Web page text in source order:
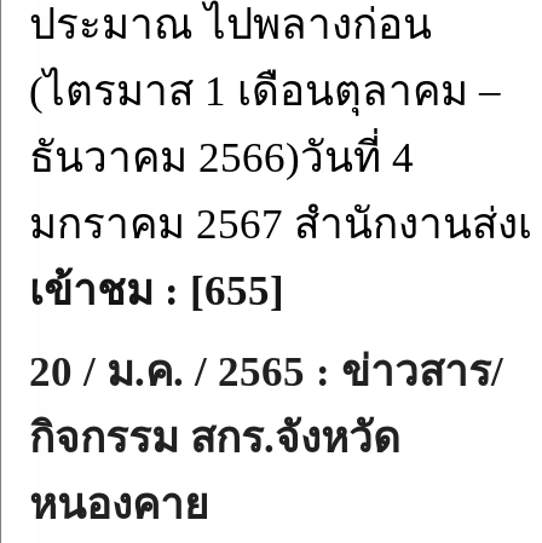
ประมาณ ไปพลางก่อน
(ไตรมาส 1 เดือนตุลาคม –
ธันวาคม 2566)วันที่ 4
มกราคม 2567 สำนักงานส่งเ
เข้าชม : [655]
20 / ม.ค. / 2565 : ข่าวสาร/
กิจกรรม สกร.จังหวัด
หนองคาย